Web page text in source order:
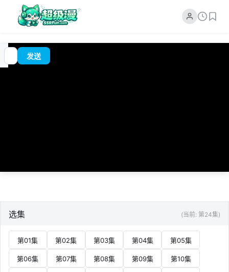
00:00
追
番
?发送
选集 (当前: 第24集)
第01集 第02集 第03集 第04集 第05集
第06集 第07集 第08集 第09集 第10集